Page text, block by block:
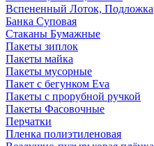
Вспененный Лоток, Подложка
Банка Суповая
Стаканы Бумажные
Пакеты зиплок
Пакеты майка
Пакеты мусорные
Пакет с бегунком Eva
Пакеты с прорубной ручкой
Пакеты Фасовочные
Перчатки
Пленка полиэтиленовая